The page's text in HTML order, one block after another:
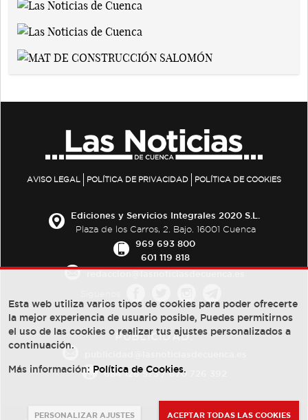
AVISO LEGAL POLÍTICA DE PRIVACIDAD POLÍTICA DE COOKIES
Ediciones y Servicios Integrales 2020 S.L.
Plaza de los Carros, 2. Bajo. 16001 Cuenca
969 693 800
601 119 818
PUBLICIDAD:
684 126 573/670 726 392
Esta web utiliza varios tipos de cookies para poder ofrecerte
la mejor experiencia de usuario posible, Puedes permitirnos
el uso de las cookies o realizar tus ajustes personalizados a
continuación.
Más información: Política de Cookies.
PERSONALIZAR AJUSTES ACEPTAR TODAS LAS COOKIES